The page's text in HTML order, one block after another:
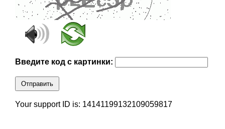
Введите код с картинки:
Отправить
Your support ID is: 14141199132109059817